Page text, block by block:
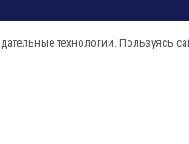
технологии. Пользуясь